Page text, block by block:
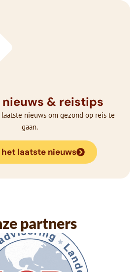
& reistips
nieuws om gezond op reis te
gaan.
laatste nieuws
partners